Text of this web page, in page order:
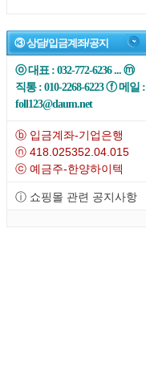
③ 상담/입금계좌/공지
ⓞ 대표 : 032-772-6236 ... ⓜ
직통 : 010-2268-6223 ⓕ 메일 :
foll123@daum.net
ⓑ 입금계좌-기업은행
ⓝ 418.025352.04.015
ⓒ 예금주-한양하이텍
ⓘ 쇼핑몰 관련 공지사항